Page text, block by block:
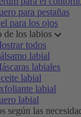
para pestañas
para los ojos
de los labios
todos
labial
labiales
labial
labial
labial
según las